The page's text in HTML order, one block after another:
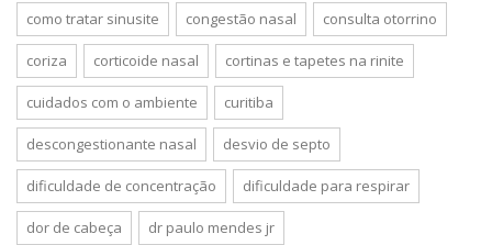
como tratar sinusite congestão nasal consulta otorrino
coriza corticoide nasal cortinas e tapetes na rinite
cuidados com o ambiente curitiba
descongestionante nasal desvio de septo
dificuldade de concentração dificuldade para respirar
dor de cabeça dr paulo mendes jr